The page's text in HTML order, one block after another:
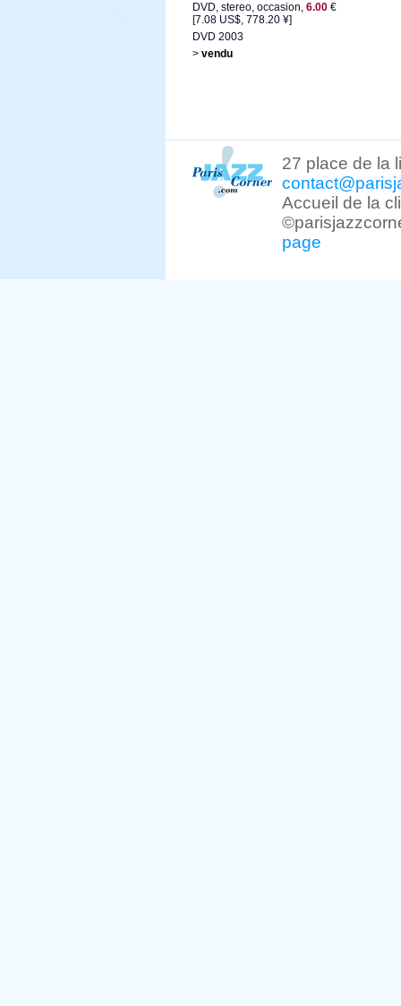
DVD, stereo, occasion, 6.00 €
[7.08 US$, 778.20 ¥]
DVD 2003
> vendu
27 place de la
Accueil de la
page